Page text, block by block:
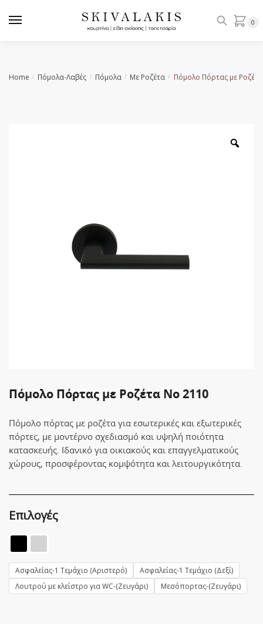
0
Home / Πόμολα-Λαβές / Πόμολα / Με Ροζέτα / Πόμολο Πόρτας με
Πόμολο Πόρτας με Ροζέτα No 2110
Πόμολο πόρτας με ροζέτα για εσωτερικές και εξωτερικές
πόρτες, με μοντέρνο σχεδιασμό και υψηλή ποιότητα
κατασκευής. Ιδανικό για οικιακούς και επαγγελματικούς
χώρους, προσφέροντας κομψότητα και λειτουργικότητα.
Επιλογές
Ασφαλείας-1 Τεμάχιο (Αριστερό)
Ασφαλείας-1 Τεμάχιο (Δεξί)
Λουτρού με κλείστρο για WC-(Ζευγάρι)
Μεσόπορτας-(Ζευγάρι)